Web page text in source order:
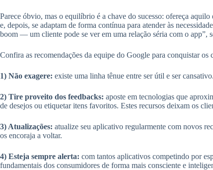
Parece óbvio, mas o equilíbrio é a chave do sucesso: ofereça
e, depois, se adaptam de forma contínua para atender às
boom — um cliente pode se ver em uma relação séria com o app”,
Confira as recomendações da equipe do Google para conquistar os
1) Não exagere: existe uma linha tênue entre ser útil e ser
2) Tire proveito dos feedbacks: aposte em tecnologias que
de desejos ou etiquetar itens favoritos. Estes recursos deixam os
3) Atualizações: atualize seu aplicativo regularmente com novos
os encoraja a voltar.
4) Esteja sempre alerta: com tantos aplicativos competindo por
fundamentais dos consumidores de forma mais consciente e